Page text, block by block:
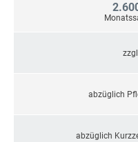
abzüglich
abzüglich